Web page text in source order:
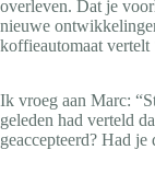
overleven. Dat je
nieuwe
koffieautomaat vertelt
Ik vroeg aan Marc:
geleden had verteld
geaccepteerd? Had je